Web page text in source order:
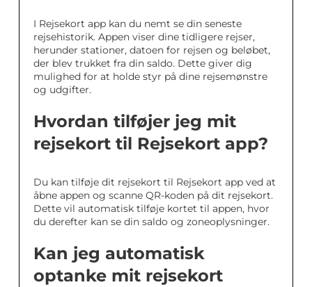
I Rejsekort app kan du nemt se din seneste
rejsehistorik. Appen viser dine tidligere rejser,
herunder stationer, datoen for rejsen og beløbet,
der blev trukket fra din saldo. Dette giver dig
mulighed for at holde styr på dine rejsemønstre
og udgifter.
Hvordan tilføjer jeg mit
rejsekort til Rejsekort app?
Du kan tilføje dit rejsekort til Rejsekort app ved at
åbne appen og scanne QR-koden på dit rejsekort.
Dette vil automatisk tilføje kortet til appen, hvor
du derefter kan se din saldo og zoneoplysninger.
Kan jeg automatisk
optanke mit rejsekort